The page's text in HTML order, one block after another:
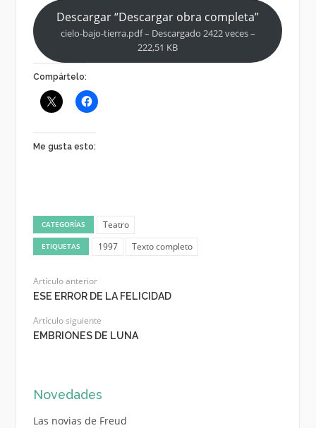
Descargar “Descargar obra completa”
cielo-bajo-tierra.pdf – Descargado 2422 veces –
222,51 KB
Compártelo:
Me gusta esto:
CATEGORÍAS Teatro
ETIQUETAS 1997 Texto completo
Artículo anterior
ESE ERROR DE LA FELICIDAD
Artículo siguiente
EMBRIONES DE LUNA
Novedades
Las novias de Freud